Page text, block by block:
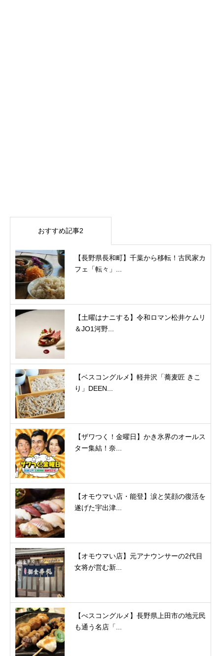
おすすめ記事2
【長野県長和町】千葉から移転！古民家カ
フェ「転々」...
【土曜はナニする】令和ロマン松井ケムリ
＆JO1河野...
【ベスコングルメ】軽井沢「蕎麦匠 きこ
り」DEEN...
【ザワつく！金曜日】かき氷界のオールス
ター集結！奈...
【オモウマい店・能登】涙と笑顔の復活を
遂げた宇出津...
【オモウマい店】元アナウンサーの2代目
女将が営む新...
【べスコングルメ】長野県上田市の地元民
も通う名店「...